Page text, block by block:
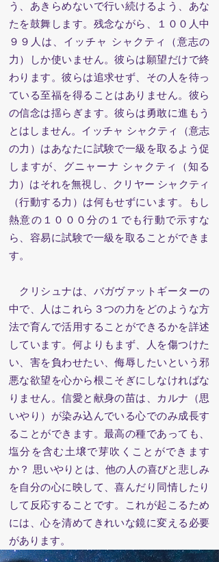
う、あきらめないで行い続けるよう、あな
たを鼓舞します。残念ながら、１００人中
９９人は、イッチャ シャクティ（意志の
力）しか使いません。彼らは願望だけで終
わります。彼らは追求せず、 その人を待っ
ている至福を得ることはありません。彼ら
の信念は揺らぎます。彼らは勇敢に進もう
とはしません。イッチャ シャクティ（意志
の力）はあなたに試験で一級を取るよう促
しますが、グニャーナ シャクティ（知る
力）はそれを無視し、クリヤー シャクティ
（行動する力）は何もせずにいます。もし
熱意の１０００分の１でも行動で示すな
ら、容易に試験で一級を取ることができま
す。
クリシュナは、バガヴァットギーターの
中で、人はこれら３つの力をどのような方
法で育んで活用することができるかを詳述
しています。何よりもまず、人を傷つけた
い、害を負わせたい、侮辱したいという邪
悪な欲望を心から根こそぎにしなければな
りません。信愛と献身の苗は、カルナ（思
いやり）が染み込んでいる心でのみ成長す
ることができます。最高の種であっても、
塩分を含む土壌で芽吹くことができます
か？ 思いやりとは、他の人の喜びと悲しみ
を自分の心に映して、喜んだり同情したり
して反応することです。これが起こるため
には、心を清めてきれいな鏡に変える必要
があります。